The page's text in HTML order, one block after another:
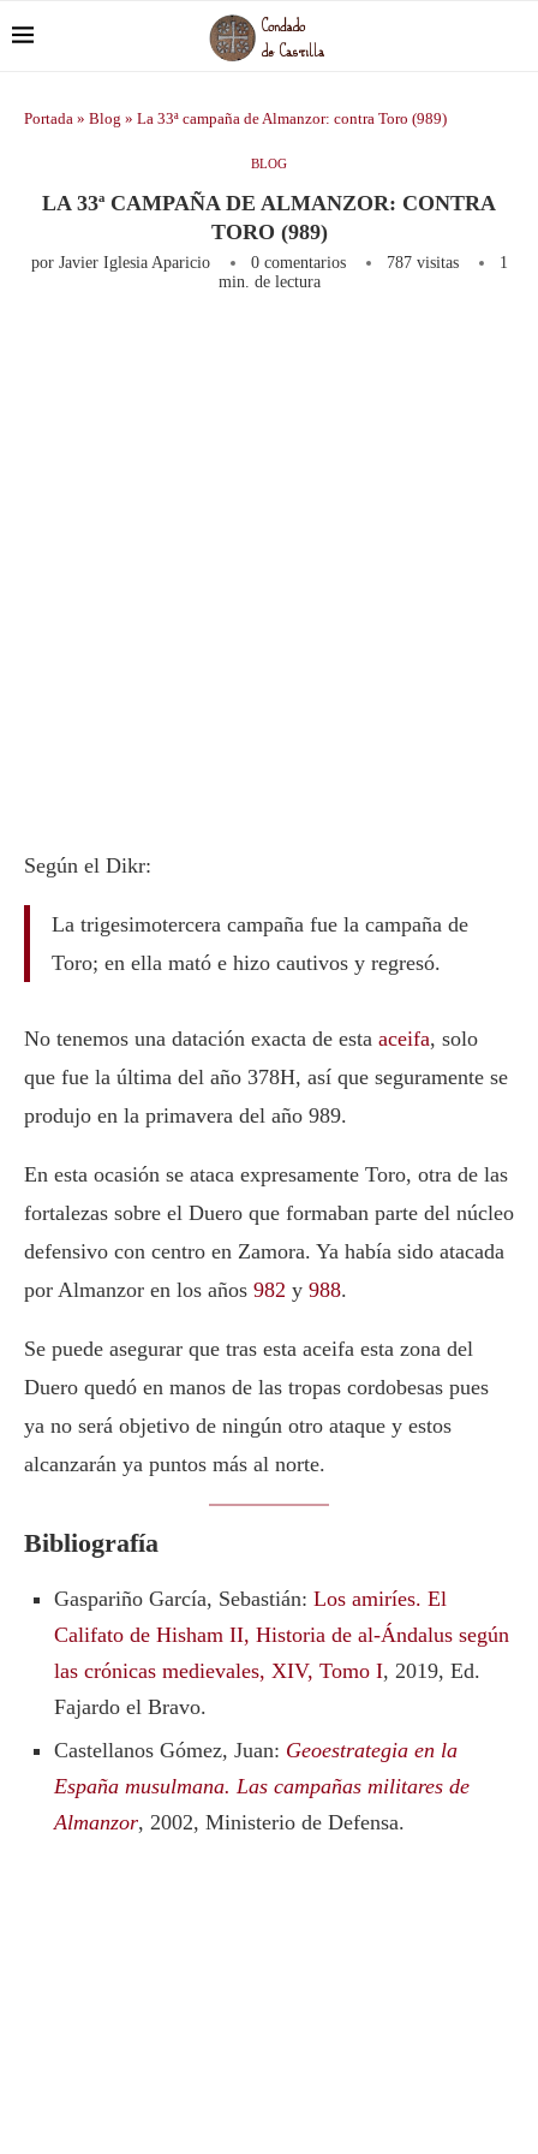
Portada » Blog » La 33ª campaña de Almanzor: contra Toro (989)
BLOG
LA 33ª CAMPAÑA DE ALMANZOR: CONTRA
TORO (989)
por Javier Iglesia Aparicio 0 comentarios 787visitas
1
min. de lectura
Según el Dikr:
La trigesimotercera campaña fue la campaña de
Toro; en ella mató e hizo cautivos y regresó.
No tenemos una datación exacta de esta aceifa, solo
que fue la última del año 378H, así que seguramente se
produjo en la primavera del año 989.
En esta ocasión se ataca expresamente Toro, otra de las
fortalezas sobre el Duero que formaban parte del núcleo
defensivo con centro en Zamora. Ya había sido atacada
por Almanzor en los años 982 y 988.
Se puede asegurar que tras esta aceifa esta zona del
Duero quedó en manos de las tropas cordobesas pues
ya no será objetivo de ningún otro ataque y estos
alcanzarán ya puntos más al norte.
Bibliografía
Gaspariño García, Sebastián: Los amiríes. El
Califato de Hisham II, Historia de al-Ándalus según
las crónicas medievales, XIV, Tomo I, 2019, Ed.
Fajardo el Bravo.
Castellanos Gómez, Juan: Geoestrategia en la
España musulmana. Las campañas militares de
Almanzor, 2002, Ministerio de Defensa.